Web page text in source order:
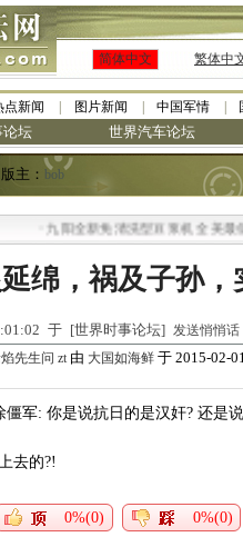
简体中文 繁体中
点新闻 图片新闻 中国军情
论坛 世界汽车论坛
版主： bob
九阳全新免清洗型豆浆机 全美最低
绵，祸及子孙
于 [世界时事论坛] 发送悄悄话
先生问 zt 由 大国如海鲜 于 2015-02-
军: 你是说抗日的是汉奸? 还是
去的?!
0%(0) 0%(0)